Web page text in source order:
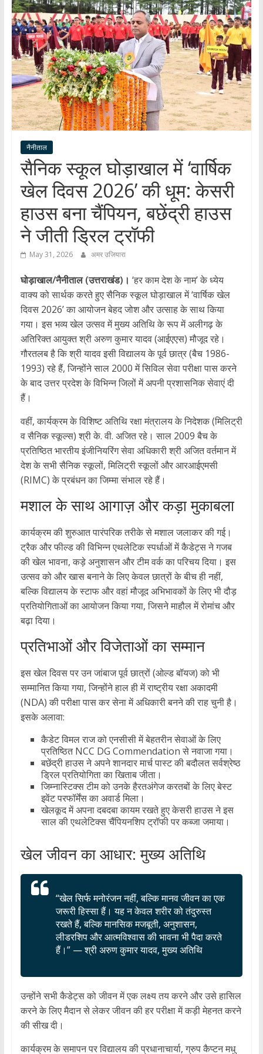
हर
खबर
।
सच्ची
खबर
।
सबकी
खबर
नैनीताल
सैनिक स्कूल घोड़ाखाल में ‘वार्षिक
खेल दिवस 2026’ की धूम: केसरी
हाउस बना चैंपियन, बछेंद्री हाउस
ने जीती ड्रिल ट्रॉफी
May 31, 2026 अमर उजियारा
घोड़ाखाल/नैनीताल (उत्तराखंड)। ‘हर काम देश के नाम’ के ध्येय
वाक्य को सार्थक करते हुए सैनिक स्कूल घोड़ाखाल में ‘वार्षिक खेल
दिवस 2026’ का आयोजन बेहद जोश और उत्साह के साथ किया
गया। इस भव्य खेल उत्सव में मुख्य अतिथि के रूप में अलीगढ़ के
अतिरिक्त आयुक्त श्री अरुण कुमार यादव (आईएएस) मौजूद रहे।
गौरतलब है कि श्री यादव इसी विद्यालय के पूर्व छात्र (बैच 1986-
1993) रहे हैं, जिन्होंने साल 2000 में सिविल सेवा परीक्षा पास करने
के बाद उत्तर प्रदेश के विभिन्न जिलों में अपनी प्रशासनिक सेवाएं दी
हैं।
वहीं, कार्यक्रम के विशिष्ट अतिथि रक्षा मंत्रालय के निदेशक (मिलिट्री
व सैनिक स्कूल्स) श्री के. वी. अजित रहे। साल 2009 बैच के
प्रतिष्ठित भारतीय इंजीनियरिंग सेवा अधिकारी श्री अजित वर्तमान में
देश के सभी सैनिक स्कूलों, मिलिट्री स्कूलों और आरआईएमसी
(RIMC) के प्रबंधन का जिम्मा संभाल रहे हैं।
मशाल के साथ आगाज़ और कड़ा मुकाबला
कार्यक्रम की शुरुआत पारंपरिक तरीके से मशाल जलाकर की गई।
ट्रैक और फील्ड की विभिन्न एथलेटिक स्पर्धाओं में कैडेट्स ने गजब
की खेल भावना, कड़े अनुशासन और टीम वर्क का परिचय दिया। इस
उत्सव को और खास बनाने के लिए केवल छात्रों के बीच ही नहीं,
बल्कि विद्यालय के स्टाफ और वहां मौजूद अभिभावकों के लिए भी दौड़
प्रतियोगिताओं का आयोजन किया गया, जिसने माहौल में रोमांच और
बढ़ा दिया।
प्रतिभाओं और विजेताओं का सम्मान
इस खेल दिवस पर उन जांबाज पूर्व छात्रों (ओल्ड बॉयज) को भी
सम्मानित किया गया, जिन्होंने हाल ही में राष्ट्रीय रक्षा अकादमी
(NDA) की परीक्षा पास कर सेना में अधिकारी बनने की राह चुनी है।
इसके अलावा:
कैडेट विमल राज को एनसीसी में बेहतरीन सेवाओं के लिए
प्रतिष्ठित NCC DG Commendation से नवाजा गया।
बछेंद्री हाउस ने अपने शानदार मार्च पास्ट की बदौलत सर्वश्रेष्ठ
ड्रिल प्रतियोगिता का खिताब जीता।
जिम्नास्टिक्स टीम को उनके हैरतअंगेज करतबों के लिए बेस्ट
इवेंट परफॉर्मेंस का अवार्ड मिला।
खेलकूद में अपना दबदबा कायम रखते हुए केसरी हाउस ने इस
साल की एथलेटिक्स चैंपियनशिप ट्रॉफी पर कब्जा जमाया।
खेल जीवन का आधार: मुख्य अतिथि
“खेल सिर्फ मनोरंजन नहीं, बल्कि मानव जीवन का एक
जरूरी हिस्सा हैं। यह न केवल शरीर को तंदुरुस्त
रखते हैं, बल्कि मानसिक मजबूती, अनुशासन,
लीडरशिप और आत्मविश्वास की भावना भी पैदा करते
हैं।” — श्री अरुण कुमार यादव, मुख्य अतिथि
उन्होंने सभी कैडेट्स को जीवन में एक लक्ष्य तय करने और उसे हासिल
करने के लिए मैदान से लेकर जीवन की हर परीक्षा में कड़ी मेहनत करने
की सीख दी।
कार्यक्रम के समापन पर विद्यालय की प्रधानाचार्या, ग्रुप कैप्टन मधु